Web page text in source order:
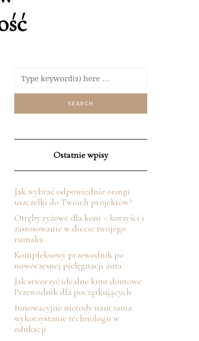
Ostatnie wpisy
Jak wybrać odpowiednie oringi
uszczelki do Twoich projektów?
Otręby ryżowe dla koni – korzyści i
zastosowanie w diecie twojego
rumaka
Kompleksowy przewodnik po
nowoczesnej pielęgnacji auta
Jak stworzyć idealne kino domowe:
Przewodnik dla początkujących
Innowacyjne metody nauczania:
wykorzystanie technologii w
edukacji